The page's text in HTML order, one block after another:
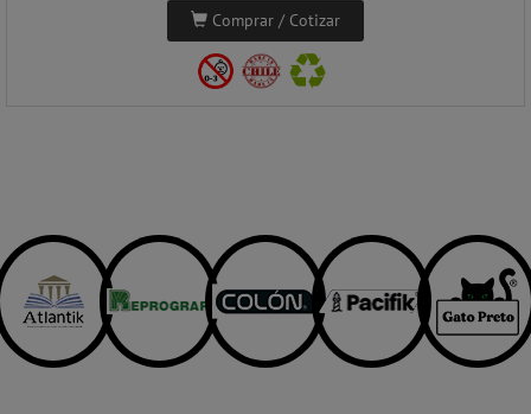
Comprar / Cotizar